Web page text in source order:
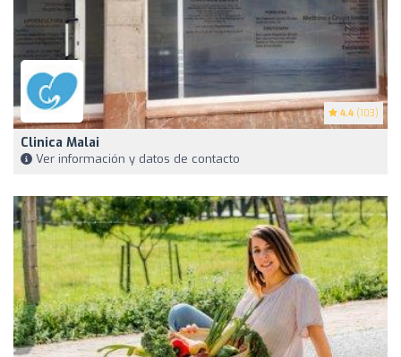
4.4 (103)
Clinica Malai
Ver información y datos de contacto